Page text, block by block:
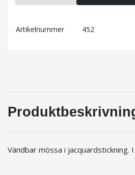
Artikelnummer 452
Vändbar mössa i jacquardstickning.